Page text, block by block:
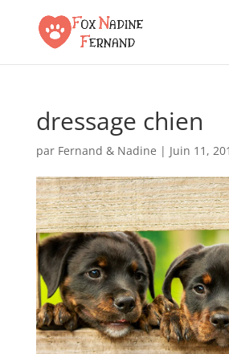
dressage chien
par Fernand & Nadine | Juin 11,